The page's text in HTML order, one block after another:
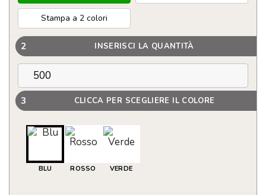
Stampa a 2 colori
2 INSERISCI LA QUANTITÀ
3 CLICCA PER SCEGLIERE IL COLORE
BLU ROSSO VERDE